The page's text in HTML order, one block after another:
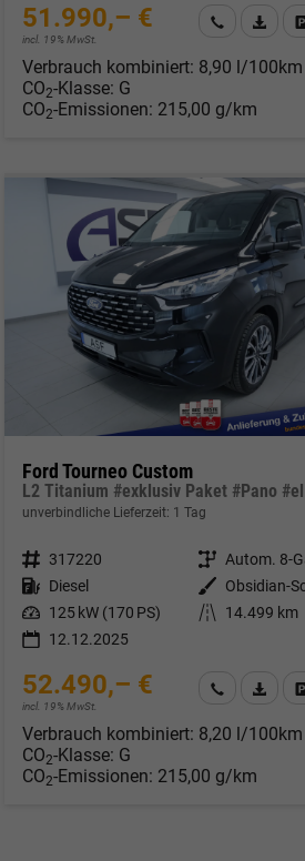
51.990,– €
incl. 19% MwSt.
Wir rufen Sie
Verbrauch kombiniert: 8,90 l/100km
CO2-Klasse: G
CO2-Emissionen: 215,00 g/km
Ford Tourneo Custom
unverbindliche Lieferzeit: 1 Tag
Fahrzeugnr. 317220 Getriebe Autom. 8-
Kraftstoff Diesel Außenfarbe
Obsidian-
Leistung 125 kW (170 PS) Kilometerstand
14.499 km
12.12.2025
52.490,– €
incl. 19% MwSt.
Wir rufen Sie
Verbrauch kombiniert: 8,20 l/100km
CO2-Klasse: G
CO2-Emissionen: 215,00 g/km